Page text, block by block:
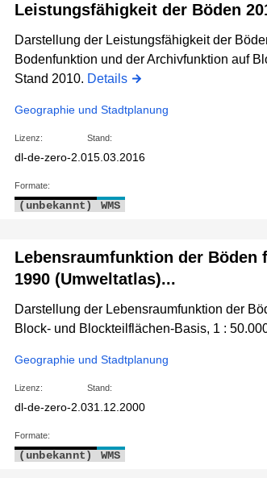
Leistungsfähigkeit der Böden
Darstellung der Leistungsfähigkeit der
Bodenfunktion und der Archivfunktion auf
Stand 2010. Details
Geographie und Stadtplanung
Lizenz:
dl-de-zero-2.0
Stand:
15.03.2016
Formate:
(unbekannt) WMS
Lebensraumfunktion der Böden
1990 (Umweltatlas)...
Darstellung der Lebensraumfunktion der
Block- und Blockteilflächen-Basis, 1 :
Geographie und Stadtplanung
Lizenz:
dl-de-zero-2.0
Stand:
31.12.2000
Formate:
(unbekannt) WMS